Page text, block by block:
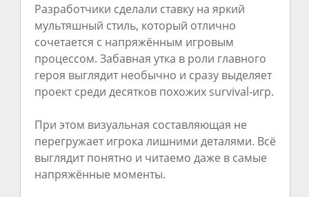
Разработчики сделали ставку на яркий
мультяшный стиль, который отлично
сочетается с напряжённым игровым
процессом. Забавная утка в роли главного
героя выглядит необычно и сразу выделяет
проект среди десятков похожих survival-игр.
При этом визуальная составляющая не
перегружает игрока лишними деталями. Всё
выглядит понятно и читаемо даже в самые
напряжённые моменты.